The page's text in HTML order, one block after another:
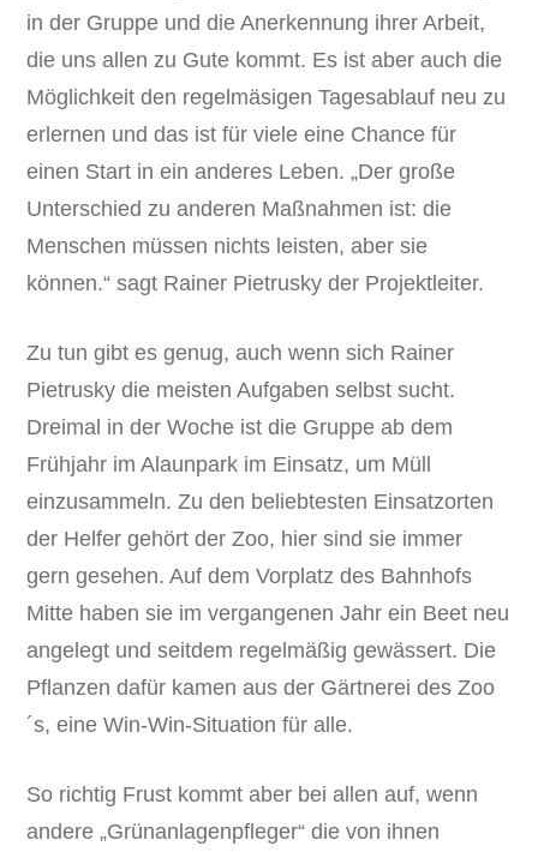
in der Gruppe und die Anerkennung ihrer Arbeit,
die uns allen zu Gute kommt. Es ist aber auch die
Möglichkeit den regelmäsigen Tagesablauf neu zu
erlernen und das ist für viele eine Chance für
einen Start in ein anderes Leben. „Der große
Unterschied zu anderen Maßnahmen ist: die
Menschen müssen nichts leisten, aber sie
können.“ sagt Rainer Pietrusky der Projektleiter.
Zu tun gibt es genug, auch wenn sich Rainer
Pietrusky die meisten Aufgaben selbst sucht.
Dreimal in der Woche ist die Gruppe ab dem
Frühjahr im Alaunpark im Einsatz, um Müll
einzusammeln. Zu den beliebtesten Einsatzorten
der Helfer gehört der Zoo, hier sind sie immer
gern gesehen. Auf dem Vorplatz des Bahnhofs
Mitte haben sie im vergangenen Jahr ein Beet neu
angelegt und seitdem regelmäßig gewässert. Die
Pflanzen dafür kamen aus der Gärtnerei des Zoo
´s, eine Win-Win-Situation für alle.
So richtig Frust kommt aber bei allen auf, wenn
andere „Grünanlagenpfleger“ die von ihnen